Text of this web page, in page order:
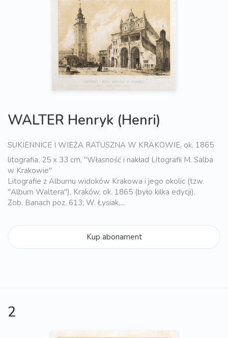
WALTER Henryk (Henri)
SUKIENNICE I WIEŻA RATUSZNA W KRAKOWIE, ok. 1865
litografia, 25 x 33 cm, "Własność i nakład Litografii M. Salba
w Krakowie"
Litografie z Albumu widoków Krakowa i jego okolic (tzw.
"Album Waltera"), Kraków, ok. 1865 (było kilka edycji).
Zob. Banach poz. 613; W. Łysiak,...
Kup abonament
2